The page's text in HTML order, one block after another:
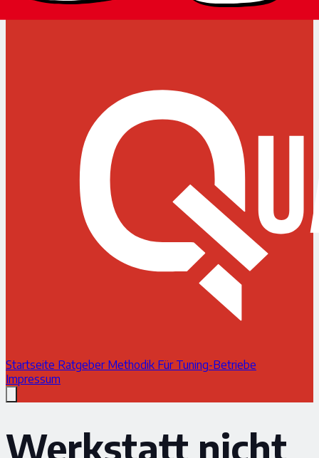
Startseite Ratgeber Methodik Für Tuning-Betriebe
Impressum
Werkstatt nicht